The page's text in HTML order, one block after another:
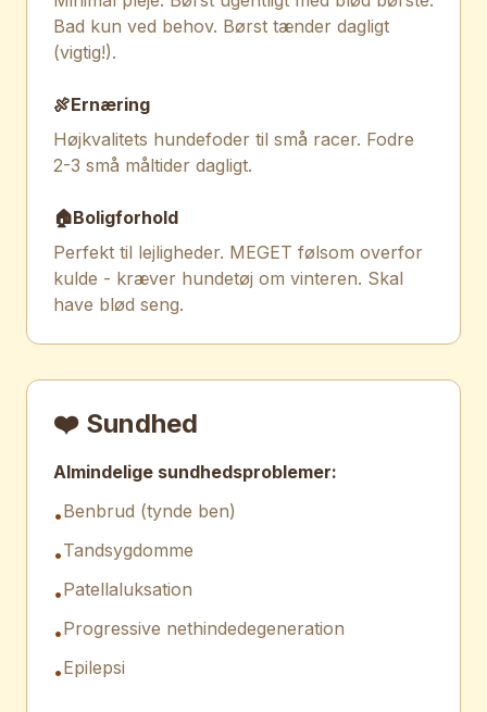
Bad kun ved behov. Børst tænder dagligt
(vigtig!).
🍖Ernæring
Højkvalitets hundefoder til små racer. Fodre
2-3 små måltider dagligt.
🏠Boligforhold
Perfekt til lejligheder. MEGET følsom overfor
kulde - kræver hundetøj om vinteren. Skal
have blød seng.
❤️ Sundhed
Almindelige sundhedsproblemer:
•Benbrud (tynde ben)
•Tandsygdomme
•Patellaluksation
•Progressive nethindedegeneration
•Epilepsi